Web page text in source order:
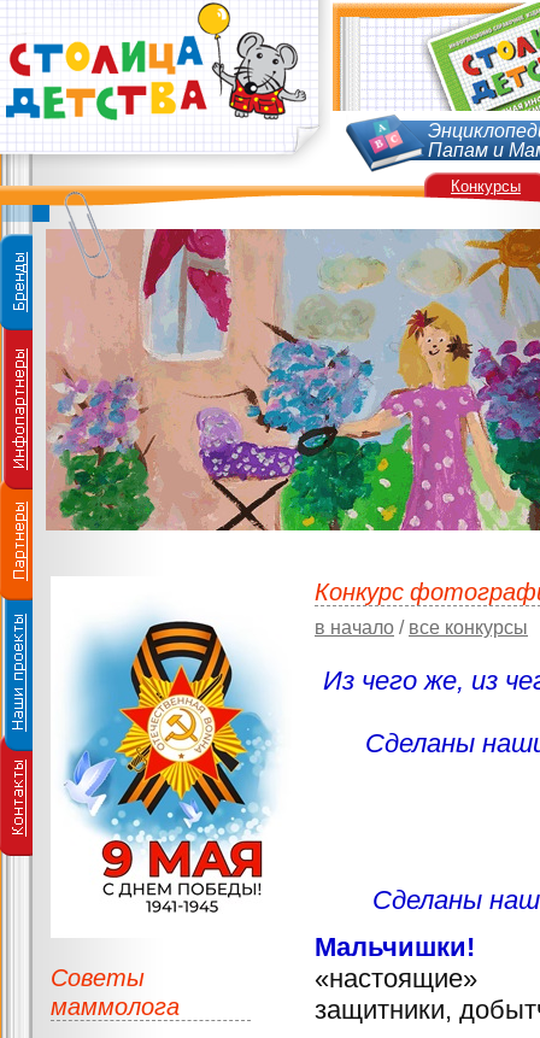
Папам и
Конкурс
в начало / все конкурсы
Из чего же, из
Сделаны
Сделаны
Мальчишки!
защитники,
Советы
маммолога
Конкурсы